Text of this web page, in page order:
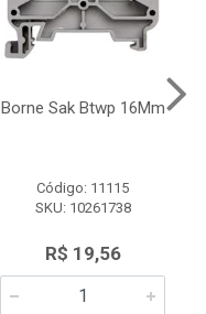
Borne Sak Btwp 16Mm
Código: 11115
SKU: 10261738
R$ 19,56